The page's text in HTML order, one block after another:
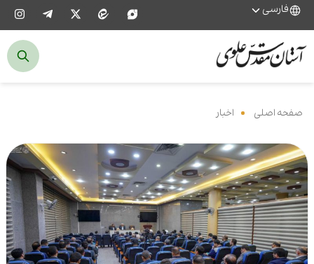
فارسی
صفحه اصلی اخبار